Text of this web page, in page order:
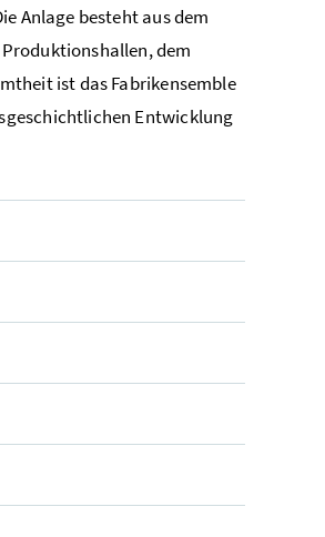
Anlage besteht aus dem
dem
ist das Fabrikensemble
Entwicklung